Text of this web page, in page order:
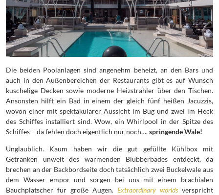
Die beiden Poolanlagen sind angenehm beheizt, an den Bars und
auch in den Außenbereichen der Restaurants gibt es auf Wunsch
kuschelige Decken sowie moderne Heizstrahler über den Tischen.
Ansonsten hilft ein Bad in einem der gleich fünf heißen Jacuzzis,
wovon einer mit spektakulärer Aussicht im Bug und zwei im Heck
des Schiffes installiert sind. Wow, ein Whirlpool in der Spitze des
Schiffes – da fehlen doch eigentlich nur noch….springende Wale!
Unglaublich. Kaum haben wir die gut gefüllte Kühlbox mit
Getränken unweit des wärmenden Blubberbades entdeckt, da
brechen an der Backbordseite doch tatsächlich zwei Buckelwale aus
dem Wasser empor und sorgen bei uns mit einem brachialen
Bauchplatscher für große Augen. Extraordinary worlds verspricht